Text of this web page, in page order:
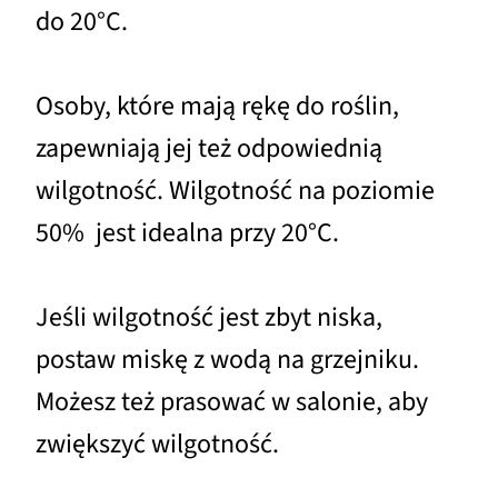
do 20°C.
Osoby, które mają rękę do roślin,
zapewniają jej też odpowiednią
wilgotność. Wilgotność na poziomie
50% jest idealna przy 20°C.
Jeśli wilgotność jest zbyt niska,
postaw miskę z wodą na grzejniku.
Możesz też prasować w salonie, aby
zwiększyć wilgotność.